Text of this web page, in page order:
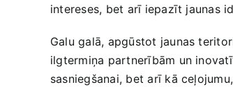
intereses, bet arī iepazīt jaunas
Galu galā, apgūstot jaunas
ilgtermiņa partnerībām un
sasniegšanai, bet arī kā